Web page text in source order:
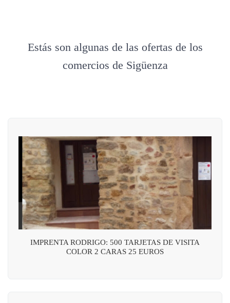
Estás son algunas de las ofertas de los
comercios de Sigüenza
IMPRENTA RODRIGO: 500 TARJETAS DE VISITA
COLOR 2 CARAS 25 EUROS